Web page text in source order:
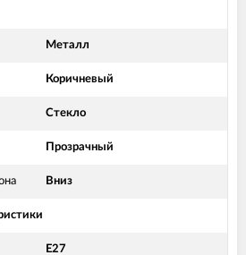
Металл
Коричневый
Стекло
Прозрачный
Вниз
E27